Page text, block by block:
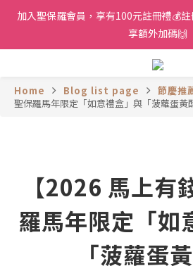
加入聖保羅會員，享有100元註冊禮💰
享額外加碼🙌
Home Blog list page 節慶推
聖保羅馬年限定「如意禮盒」與「菠蘿蛋黃
【2026 馬上有
羅馬年限定「如
「菠蘿蛋